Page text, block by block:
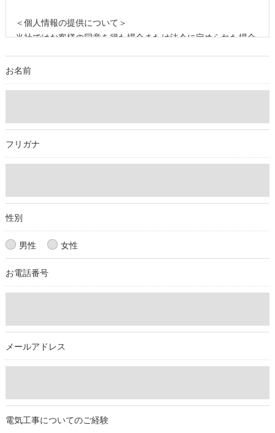
＜個人情報の提供について＞
当社ではお客様の同意を得た場合または法令に定められた場合
取得した個人情報を第三者に提供することはいたしません。
外部に委託する場合があります。
これらの委託先に対しては個人情報保護契約等の措置をとり、
適切な監督を行います。
当社では、個人情報の漏洩等がなされないよう、適切に安全管
理対策を実施します。
＜個人情報を与えなかった場合に生じる結果＞
必要な情報を頂けない場合は、それに対応した当社のサービス
をご提供できない場合がございますので予めご了承ください。
続を定めさせて頂いております。
ご本人である事を確認のうえ、対応させて頂きます。
個人情報の開示･訂正･削除・利用停止の具体的手続きにつきま
お名前
フリガナ
性別
男性 女性
お電話番号
メールアドレス
電気工事についてのご経験